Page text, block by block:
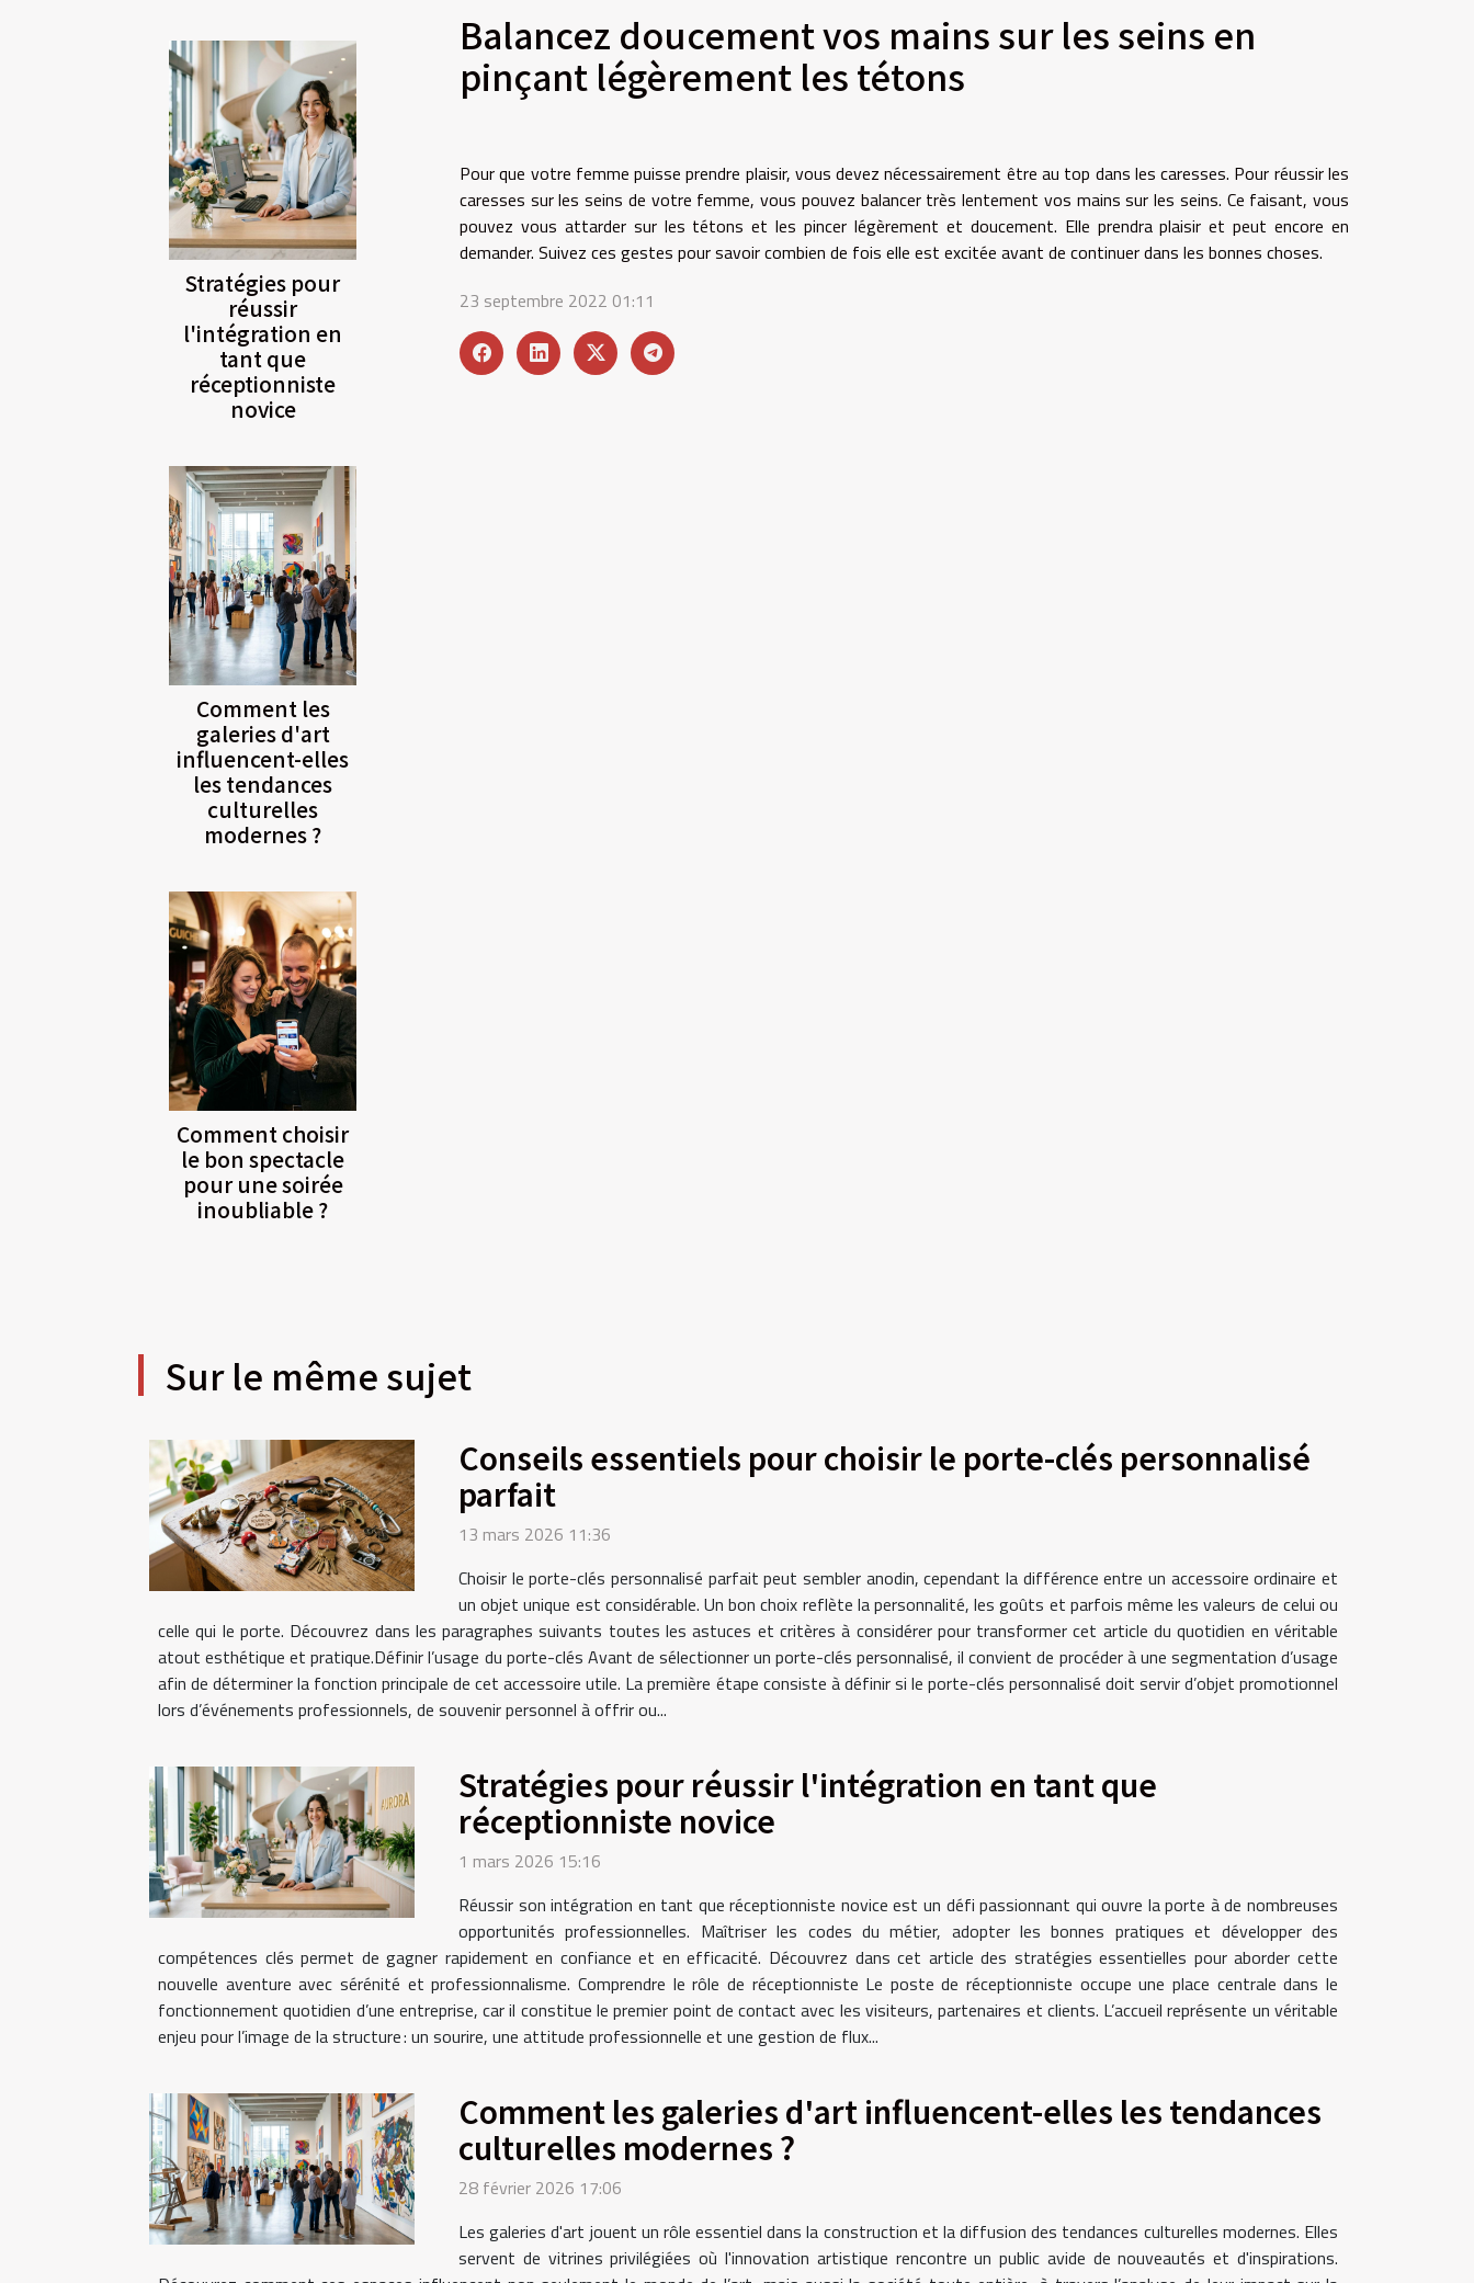
Stratégies pour
réussir
l'intégration en
tant que
réceptionniste
novice
Comment les
galeries d'art
influencent-elles
les tendances
culturelles
modernes ?
Comment choisir
le bon spectacle
pour une soirée
inoubliable ?
Balancez doucement vos mains sur les seins en
pinçant légèrement les tétons
Pour que votre femme puisse prendre plaisir, vous devez nécessairement être au top dans les caresses. Pour réussir les
caresses sur les seins de votre femme, vous pouvez balancer très lentement vos mains sur les seins. Ce faisant, vous
pouvez vous attarder sur les tétons et les pincer légèrement et doucement. Elle prendra plaisir et peut encore en
demander. Suivez ces gestes pour savoir combien de fois elle est excitée avant de continuer dans les bonnes choses.
23 septembre 2022 01:11
Sur le même sujet
Conseils essentiels pour choisir le porte-clés personnalisé
parfait
13 mars 2026 11:36
Choisir le porte-clés personnalisé parfait peut sembler anodin, cependant la différence entre un accessoire ordinaire et
un objet unique est considérable. Un bon choix reflète la personnalité, les goûts et parfois même les valeurs de celui ou
celle qui le porte. Découvrez dans les paragraphes suivants toutes les astuces et critères à considérer pour transformer cet article du quotidien en véritable
atout esthétique et pratique.Définir l’usage du porte-clés Avant de sélectionner un porte-clés personnalisé, il convient de procéder à une segmentation d’usage
afin de déterminer la fonction principale de cet accessoire utile. La première étape consiste à définir si le porte-clés personnalisé doit servir d’objet promotionnel
lors d’événements professionnels, de souvenir personnel à offrir ou...
Stratégies pour réussir l'intégration en tant que
réceptionniste novice
1 mars 2026 15:16
Réussir son intégration en tant que réceptionniste novice est un défi passionnant qui ouvre la porte à de nombreuses
opportunités professionnelles. Maîtriser les codes du métier, adopter les bonnes pratiques et développer des
compétences clés permet de gagner rapidement en confiance et en efficacité. Découvrez dans cet article des stratégies essentielles pour aborder cette
nouvelle aventure avec sérénité et professionnalisme. Comprendre le rôle de réceptionniste Le poste de réceptionniste occupe une place centrale dans le
fonctionnement quotidien d’une entreprise, car il constitue le premier point de contact avec les visiteurs, partenaires et clients. L’accueil représente un véritable
enjeu pour l’image de la structure : un sourire, une attitude professionnelle et une gestion de flux...
Comment les galeries d'art influencent-elles les tendances
culturelles modernes ?
28 février 2026 17:06
Les galeries d'art jouent un rôle essentiel dans la construction et la diffusion des tendances culturelles modernes. Elles
servent de vitrines privilégiées où l'innovation artistique rencontre un public avide de nouveautés et d'inspirations.